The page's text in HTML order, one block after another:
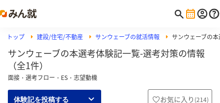
トップ 建設/住宅/不動産 サンウェーブの就活情報 サンウェーブの
サンウェーブの本選考体験記一覧-選考対策の情報
（全1件）
面接・選考フロー・ES・志望動機
体験記を投稿する お気に入り (214)